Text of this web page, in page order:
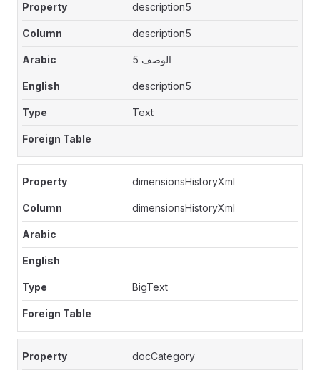
description5
description5
الوصف 5
description5
Text
dimensionsHistoryXml
dimensionsHistoryXml
BigText
docCategory